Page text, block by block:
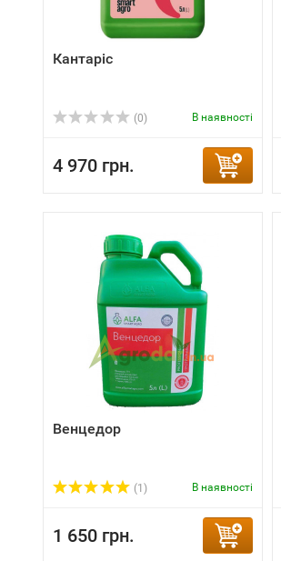
Кантаріс
(0) В наявності
4 970 грн.
Венцедор
(1) В наявності
1 650 грн.